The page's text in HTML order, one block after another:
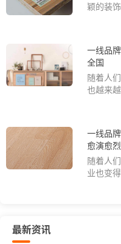
家装板一线品牌排行榜
集成板材一线品牌排行榜
隔板一线品牌排行榜
欧松板一线品牌排行榜
颖的装
装饰成
家居装
一线品
全国
随着人
也越来
费者对
者的青
国。
一线品
愈演愈烈
随着人
业也变
市场中
最新资讯